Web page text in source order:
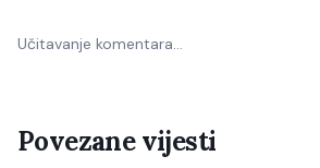
Učitavanje komentara…
Povezane vijesti